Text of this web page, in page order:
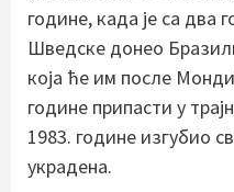
године, када је са два
Шведске донео
која ће им после
године припасти у
1983. године изгубио
украдена.